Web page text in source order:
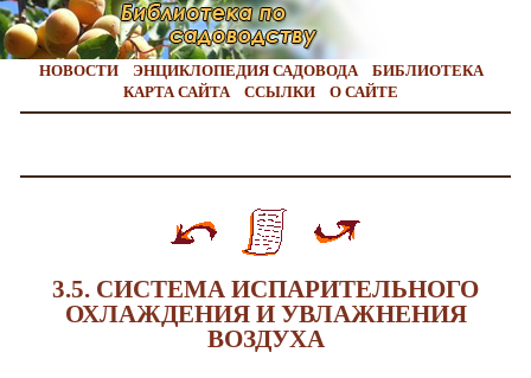
НОВОСТИ ЭНЦИКЛОПЕДИЯ САДОВОДА
БИБЛИОТЕКА
КАРТА САЙТА
ССЫЛКИ О САЙТЕ
3.5. СИСТЕМА ИСПАРИТЕЛЬНОГО
ОХЛАЖДЕНИЯ И УВЛАЖНЕНИЯ
ВОЗДУХА